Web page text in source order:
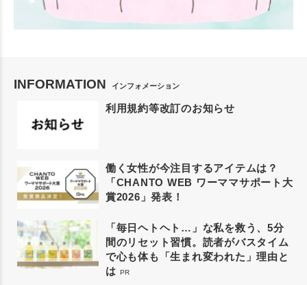
INFORMATION インフォメーション
利用規約等改訂のお知らせ
働く女性が今注目するアイテムは？
「CHANTO WEB ワーママサポート大
賞2026」発表！
「毎日ヘトヘト…」な私を救う、5分
間のリセット習慣。読者がバスタイム
で心も体も「生まれ変われた」理由と
は PR